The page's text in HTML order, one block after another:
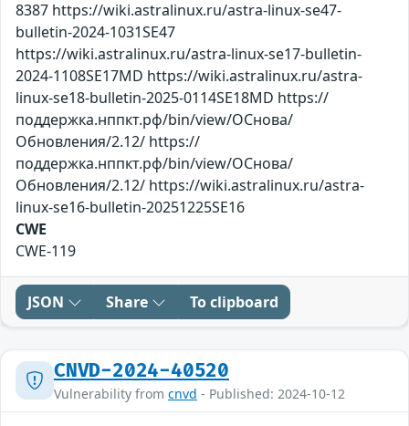
8387 https://wiki.astralinux.ru/astra-linux-se47-
bulletin-2024-1031SE47
https://wiki.astralinux.ru/astra-linux-se17-bulletin-
2024-1108SE17MD https://wiki.astralinux.ru/astra-
linux-se18-bulletin-2025-0114SE18MD https://
поддержка.нппкт.рф/bin/view/ОСнова/
Обновления/2.12/ https://
поддержка.нппкт.рф/bin/view/ОСнова/
Обновления/2.12/ https://wiki.astralinux.ru/astra-
linux-se16-bulletin-20251225SE16
CWE
CWE-119
JSON Share To clipboard
CNVD-2024-40520
Vulnerability from cnvd - Published: 2024-10-12